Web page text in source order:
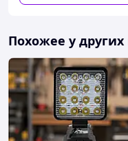
часов в зависимости
Похожее у